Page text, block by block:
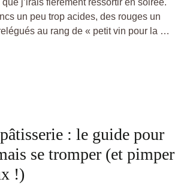
j’irais fièrement ressortir en soirée.
un peu trop acides, des rouges un
au rang de « petit vin pour la …
: le guide pour
se tromper (et pimper
!)